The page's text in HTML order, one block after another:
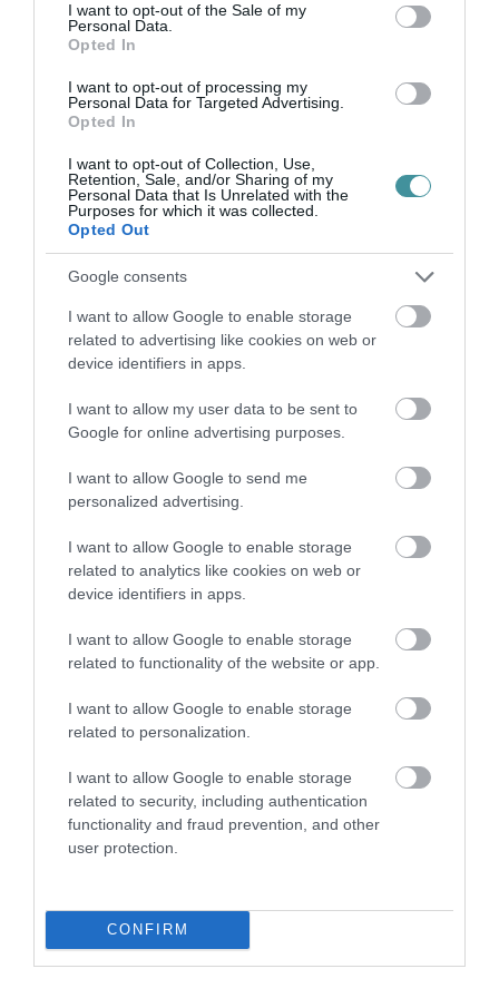
I want to opt-out of the Sale of my
Personal Data.
Opted In
I want to opt-out of processing my
Personal Data for Targeted Advertising.
Opted In
I want to opt-out of Collection, Use,
Retention, Sale, and/or Sharing of my
Personal Data that Is Unrelated with the
Purposes for which it was collected.
Opted Out
Google consents
I want to allow Google to enable storage
related to advertising like cookies on web or
device identifiers in apps.
I want to allow my user data to be sent to
Google for online advertising purposes.
I want to allow Google to send me
personalized advertising.
I want to allow Google to enable storage
related to analytics like cookies on web or
device identifiers in apps.
I want to allow Google to enable storage
related to functionality of the website or app.
I want to allow Google to enable storage
related to personalization.
I want to allow Google to enable storage
related to security, including authentication
functionality and fraud prevention, and other
user protection.
CONFIRM
partnereivel - ismertette a miniszter a
közlemény alapján.
A felhívás és a hozzá kapcsolódó tájékoztató
anyagok, mellékletek az Agrárminisztérium
tematikus weboldalán, ahttps://kap.gov.hu
felületen találhatók - áll a közleményben.
Indexkép: Nagy István Facebook
Ne maradjon le a legfrissebb hírekről, kövessen
bennünket az EGRI ÜGYEK Google Hírek oldalán!
VISSZA A FŐOLDALRA
Legfrissebb híreink
KÉT AUTÓ ÜTKÖZÖTT BOGÁCSON, A
MENTŐK IS A HELYSZÍNRE ÉRKE...
2026. augusztus 06